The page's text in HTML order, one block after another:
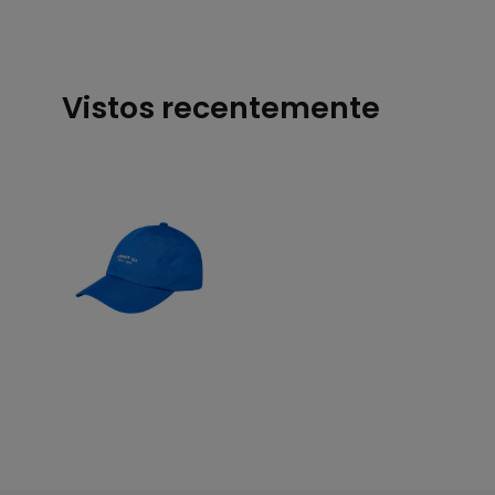
Vistos recentemente